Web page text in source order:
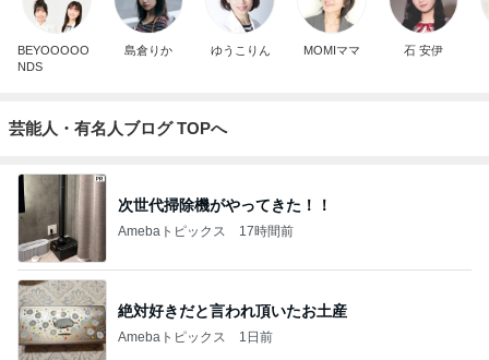
BEYOOOOO
NDS
島倉りか ゆうこりん MOMIママ 石 安伊
芸能人・有名人ブログ TOPへ
次世代掃除機がやってきた！！
Amebaトピックス 17時間前
絶対好きだと言われ頂いたお土産
Amebaトピックス 1日前